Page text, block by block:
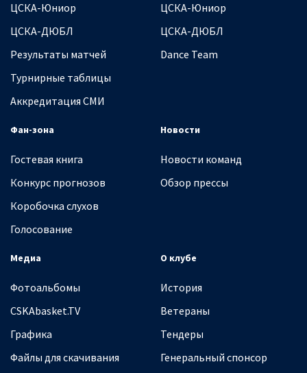
ЦСКА-Юниор
ЦСКА-ДЮБЛ
Результаты матчей
Турнирные таблицы
Аккредитация СМИ
ЦСКА-Юниор
ЦСКА-ДЮБЛ
Dance Team
Фан-зона
Гостевая книга
Конкурс прогнозов
Коробочка слухов
Голосование
Новости
Новости команд
Обзор прессы
Медиа
Фотоальбомы
CSKAbasket.TV
Графика
Файлы для скачивания
О клубе
История
Ветераны
Тендеры
Генеральный спонсор